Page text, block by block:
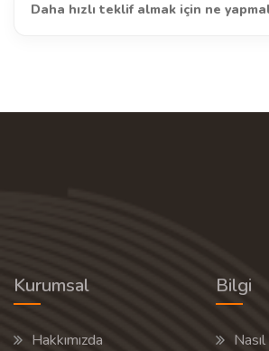
Daha hızlı teklif almak için ne
Kurumsal
Hakkımızda
Bilgi
Nasıl